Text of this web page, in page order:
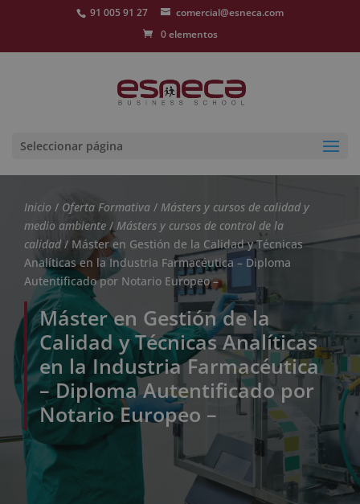
91 005 91 27
comercial@esneca.com
0 elementos
Seleccionar página
Inicio / Oferta Formativa / Másters y cursos de calidad y
medio ambiente / Másters y cursos de control de la
calidad/ Máster en Gestión de la Calidad y Técnicas
Analíticas en la Industria Farmacéutica – Diploma
Autentificado por Notario Europeo –
Máster en Gestión de la
Calidad y Técnicas Analíticas
en la Industria Farmacéutica
– Diploma Autentificado por
Notario Europeo –